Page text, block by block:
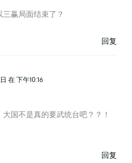
赢局面结束了？
回复
在 下午10:16
国不是真的要武统台吧？？！
回复